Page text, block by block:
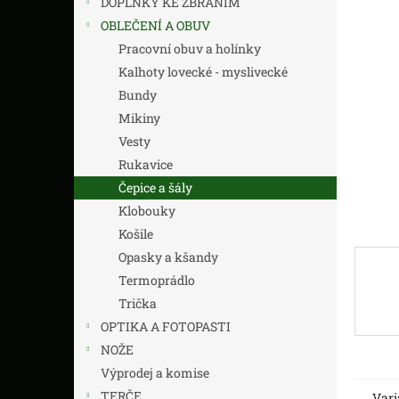
OBLEČENÍ A OBUV
Pracovní obuv a holínky
Kalhoty lovecké - myslivecké
Bundy
Mikiny
Vesty
Rukavice
Čepice a šály
Klobouky
Košile
Opasky a kšandy
Termoprádlo
Trička
OPTIKA A FOTOPASTI
NOŽE
Výprodej a komise